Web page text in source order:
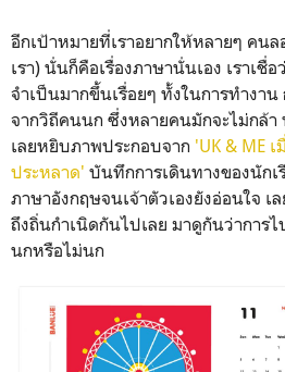
อีกเป้าหมายที่เราอยากให้หลายๆ คน
เรา) นั่นก็คือเรื่องภาษานั่นเอง เราเชื่
จำเป็นมากขึ้นเรื่อยๆ ทั้งในการทำงา
จากวิถีคนนก ซึ่งหลายคนมักจะไม่กล้า
เลยหยิบภาพประกอบจาก 'UK & ME
ประหลาด' บันทึกการเดินทางของนัก
ภาษาอังกฤษจนเจ้าตัวเองยังอ่อนใจ
ถึงถิ่นกำเนิดกันไปเลย มาดูกันว่าการ
นกหรือไม่นก